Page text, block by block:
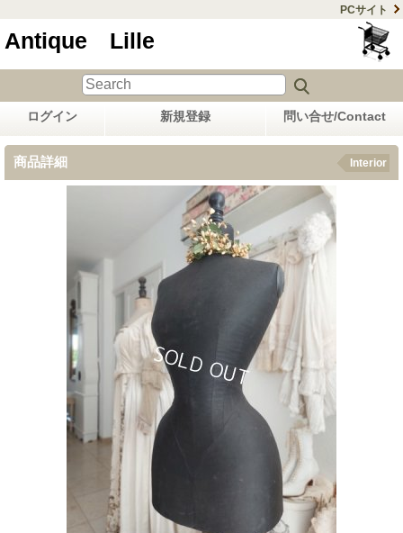
PCサイト
Antique Lille
ログイン 新規登録 問い合せ/Contact
商品詳細 Interior